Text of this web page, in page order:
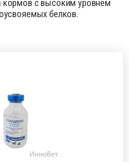
с высоким уровнем
белков.